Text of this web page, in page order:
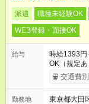
派遣 職種未経験OK
WEB登録・面接OK
給与
時給1393
OK（規定あ
交通費
勤務地
東京都大田